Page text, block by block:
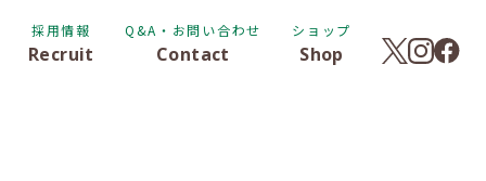
採用情報
Recruit
Q&A・お問い合わせ
Contact
ショップ
Shop